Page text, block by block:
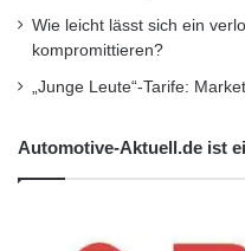
Wie leicht lässt sich ein
kompromittieren?
„Junge Leute“-Tarife:
Automotive-Aktuell.de ist